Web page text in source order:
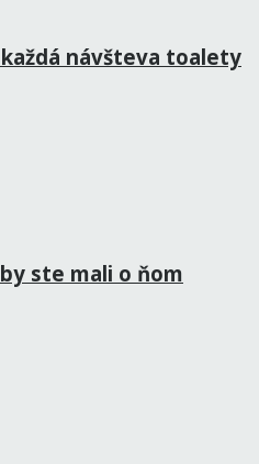
návšteva toalety
ste mali o ňom